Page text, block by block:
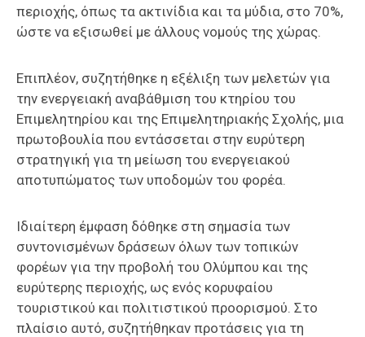
περιοχής, όπως τα ακτινίδια και τα μύδια, στο 70%,
ώστε να εξισωθεί με άλλους νομούς της χώρας.
Επιπλέον, συζητήθηκε η εξέλιξη των μελετών για
την ενεργειακή αναβάθμιση του κτηρίου του
Επιμελητηρίου και της Επιμελητηριακής Σχολής, μια
πρωτοβουλία που εντάσσεται στην ευρύτερη
στρατηγική για τη μείωση του ενεργειακού
αποτυπώματος των υποδομών του φορέα.
Ιδιαίτερη έμφαση δόθηκε στη σημασία των
συντονισμένων δράσεων όλων των τοπικών
φορέων για την προβολή του Ολύμπου και της
ευρύτερης περιοχής, ως ενός κορυφαίου
τουριστικού και πολιτιστικού προορισμού. Στο
πλαίσιο αυτό, συζητήθηκαν προτάσεις για τη